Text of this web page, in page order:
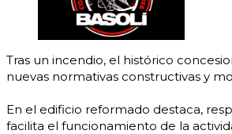
Tras un incendio, el histórico
nuevas normativas constructivas y
En el edificio reformado destaca,
facilita el funcionamiento de la